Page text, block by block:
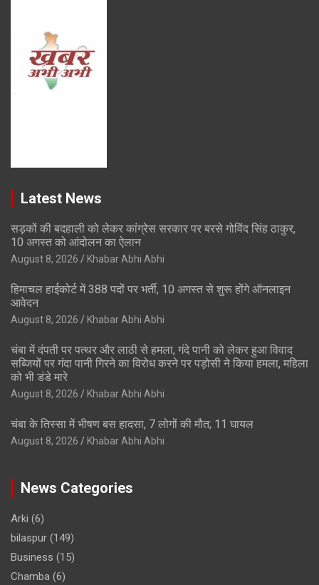
Latest News
सड़कों की बदहाली को लेकर कांग्रेस सरकार पर बरसे गोविंद सिंह ठाकुर,
10 अगस्त को आंदोलन का ऐलान
August 8, 2026 Khabar Abhi Abhi
हिमाचल हाईकोर्ट में 388 पदों पर भर्ती, 10 अगस्त से शुरू होंगे ऑनलाइन
आवेदन
August 8, 2026 Khabar Abhi Abhi
चंबा में दंपती पर पत्थर और लाठी से हमला, गंदे पानी को लेकर हुआ विवाद
सब्जियों पर गंदा पानी गिरने का विरोध करने पर पड़ोसी ने किया हमला, महिला
को भी डंडे मारे
August 8, 2026 Khabar Abhi Abhi
चंबा के तिस्सा में भीषण बस हादसा, 7 लोगों की मौत; 11 घायल
August 8, 2026 Khabar Abhi Abhi
News Categories
Arki (6)
bilaspur (149)
Business (15)
Chamba (6)